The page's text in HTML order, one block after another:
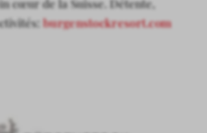
cœur de la Suisse. Détente,
burgenstockresort.com